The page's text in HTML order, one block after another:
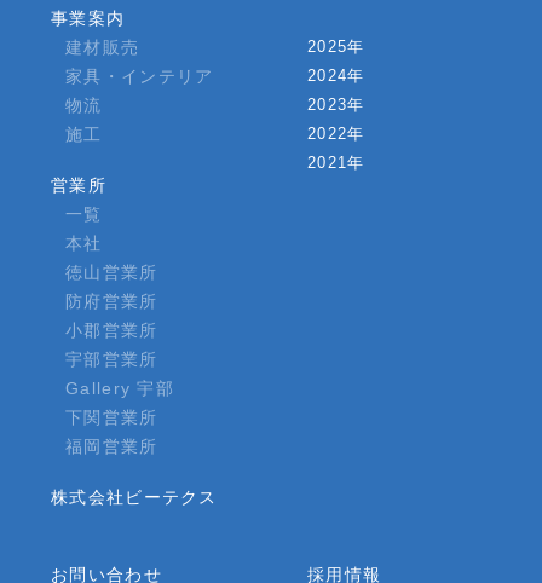
事業案内
建材販売
家具・インテリア
物流
施工
営業所
一覧
本社
徳山営業所
防府営業所
小郡営業所
宇部営業所
Gallery 宇部
下関営業所
福岡営業所
株式会社ビーテクス
2025年
2024年
2023年
2022年
2021年
お問い合わせ 採用情報